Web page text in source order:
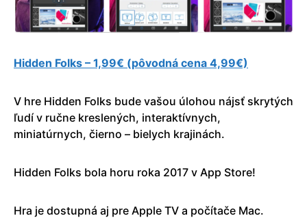
Hidden Folks – 1,99€ (pôvodná cena 4,99€)
V hre Hidden Folks bude vašou úlohou nájsť skrytých
ľudí v ručne kreslených, interaktívnych,
miniatúrnych, čierno – bielych krajinách.
Hidden Folks bola horu roka 2017 v App Store!
Hra je dostupná aj pre Apple TV a počítače Mac.